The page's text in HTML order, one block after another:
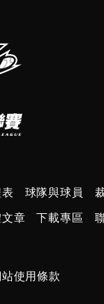
球隊與球員
章 下載專區
使用條款